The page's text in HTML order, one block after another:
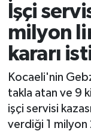
İşçi
milyon
kararı
Kocaeli'nin
takla atan ve 9
işçi servisi
verdiği 1 milyon
Güncel
Haberde
Kültür -
Magazin
Haber Arşivi